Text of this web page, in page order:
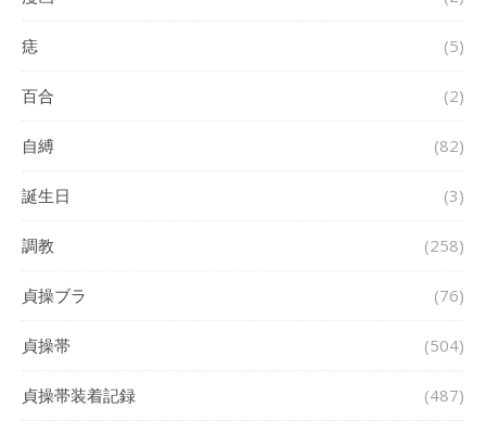
痣 (5)
百合 (2)
自縛 (82)
誕生日 (3)
調教 (258)
貞操ブラ (76)
貞操帯 (504)
貞操帯装着記録 (487)